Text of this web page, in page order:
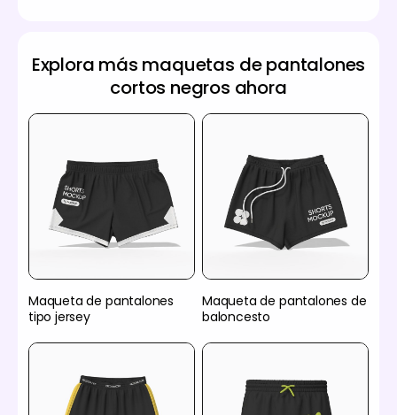
Explora más maquetas de pantalones
cortos negros ahora
Maqueta de pantalones
tipo jersey
Maqueta de pantalones de
baloncesto